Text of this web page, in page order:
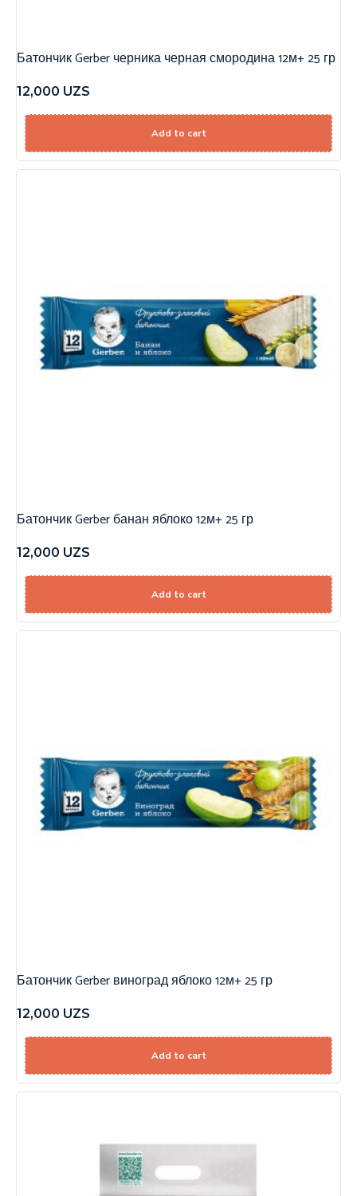
Батончик Gerber черника черная смородина 12м+ 25 гр
12,000 UZS
Add to cart
Батончик Gerber банан яблоко 12м+ 25 гр
12,000 UZS
Add to cart
Батончик Gerber виноград яблоко 12м+ 25 гр
12,000 UZS
Add to cart